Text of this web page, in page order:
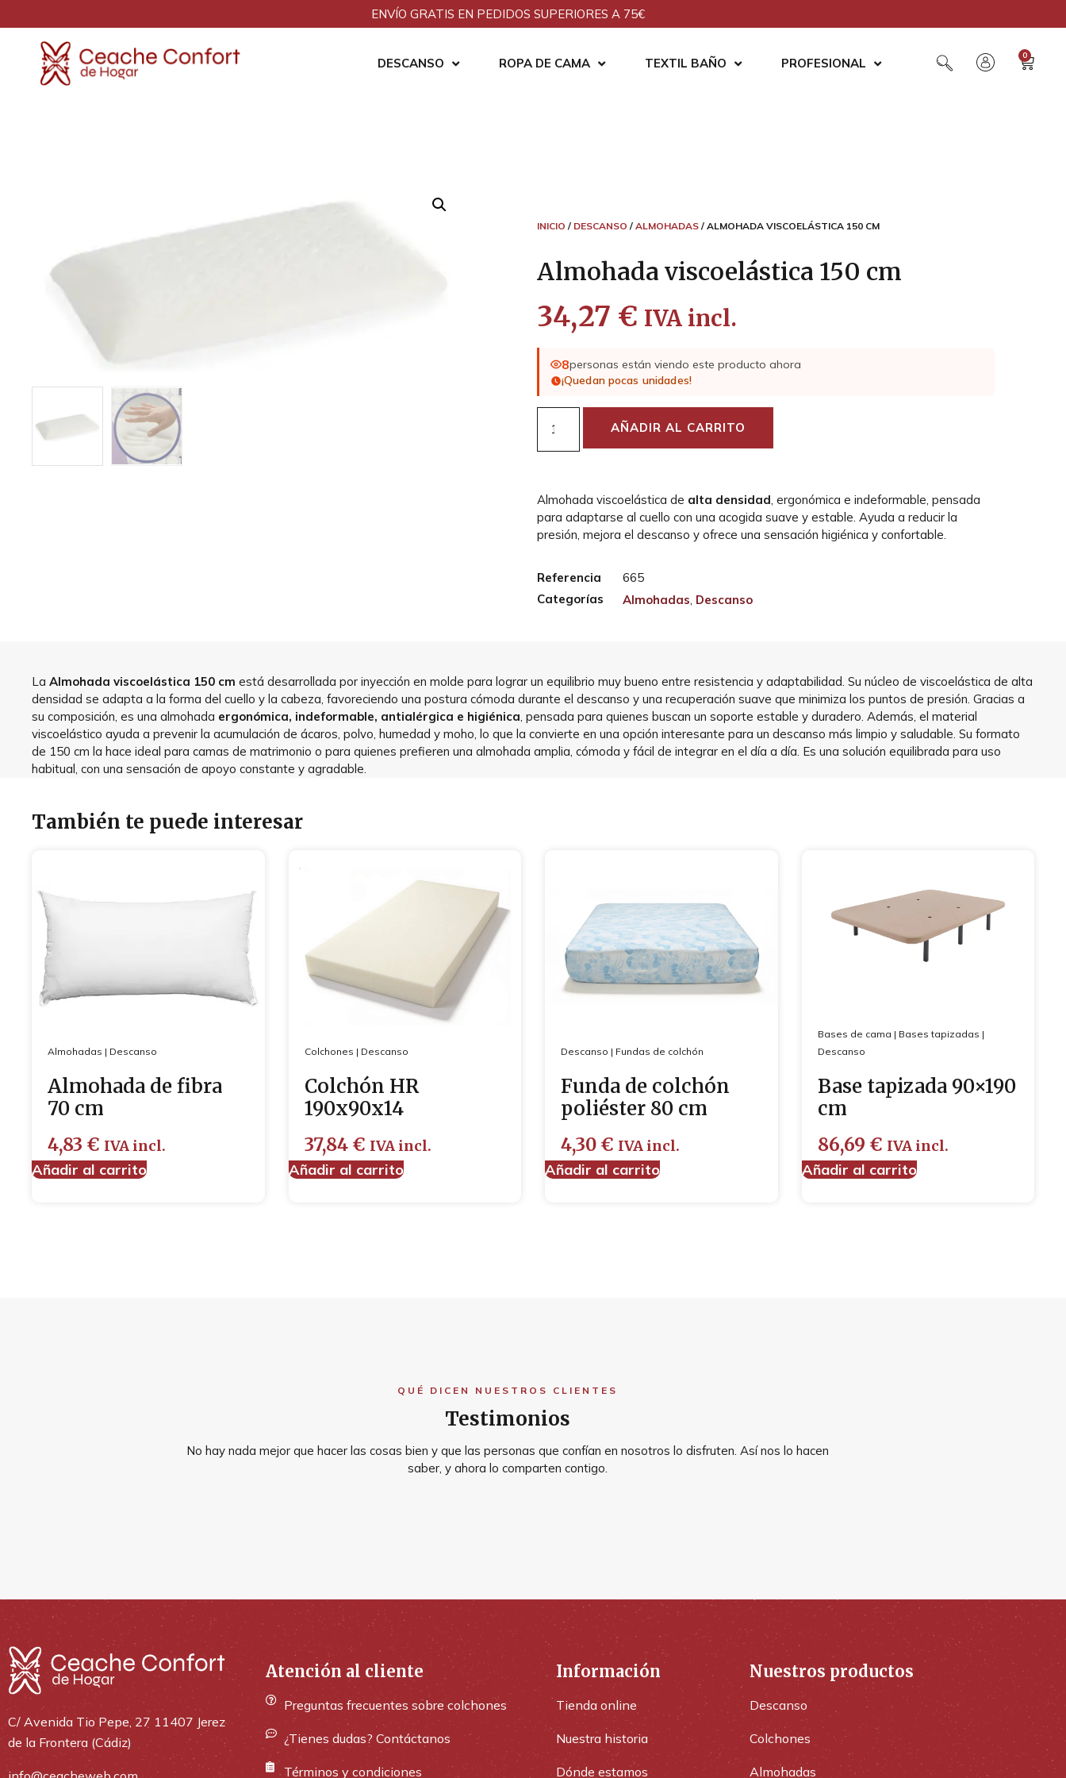
ENVÍO GRATIS EN PEDIDOS SUPERIORES A 75€
DESCANSO ROPA DE CAMA TEXTIL BAÑO PROFESIONAL
0
INICIO / DESCANSO / ALMOHADAS/ ALMOHADA VISCOELÁSTICA 150 CM
Almohada viscoelástica 150 cm
34,27 € IVA incl.
8personas están viendo este producto ahora
¡Quedan pocas unidades!
AÑADIR AL CARRITO
Almohada viscoelástica de alta densidad, ergonómica e indeformable, pensada
para adaptarse al cuello con una acogida suave y estable. Ayuda a reducir la
presión, mejora el descanso y ofrece una sensación higiénica y confortable.
Referencia
665
Categorías
Almohadas, Descanso
La Almohada viscoelástica 150 cm está desarrollada por inyección en molde para lograr un equilibrio muy bueno entre resistencia y adaptabilidad. Su núcleo de viscoelástica de alta
densidad se adapta a la forma del cuello y la cabeza, favoreciendo una postura cómoda durante el descanso y una recuperación suave que minimiza los puntos de presión. Gracias a
su composición, es una almohada ergonómica, indeformable, antialérgica e higiénica, pensada para quienes buscan un soporte estable y duradero. Además, el material
viscoelástico ayuda a prevenir la acumulación de ácaros, polvo, humedad y moho, lo que la convierte en una opción interesante para un descanso más limpio y saludable. Su formato
de 150 cm la hace ideal para camas de matrimonio o para quienes prefieren una almohada amplia, cómoda y fácil de integrar en el día a día. Es una solución equilibrada para uso
habitual, con una sensación de apoyo constante y agradable.
También te puede interesar
Almohadas | Descanso
Almohada de fibra
70 cm
4,83 € IVA incl.
Añadir al carrito
Colchones | Descanso
Colchón HR
190x90x14
37,84 € IVA incl.
Añadir al carrito
Descanso | Fundas de colchón
Funda de colchón
poliéster 80 cm
4,30 € IVA incl.
Añadir al carrito
Bases de cama | Bases tapizadas |
Descanso
Base tapizada 90×190
cm
86,69 € IVA incl.
Añadir al carrito
QUÉ DICEN NUESTROS CLIENTES
Testimonios
No hay nada mejor que hacer las cosas bien y que las personas que confían en nosotros lo disfruten. Así nos lo hacen
saber, y ahora lo comparten contigo.
C/ Avenida Tio Pepe, 27 11407 Jerez
de la Frontera (Cádiz)
Atención al cliente
Preguntas frecuentes sobre colchones
¿Tienes dudas? Contáctanos
Términos y condiciones
Información
Tienda online
Nuestra historia
Dónde estamos
Nuestros productos
Descanso
Colchones
Almohadas